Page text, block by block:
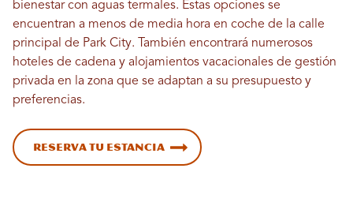
bienestar con aguas termales. Estas opciones se
encuentran a menos de media hora en coche de la calle
principal de Park City. También encontrará numerosos
hoteles de cadena y alojamientos vacacionales de gestión
privada en la zona que se adaptan a su presupuesto y
preferencias.
Reserva tu estancia